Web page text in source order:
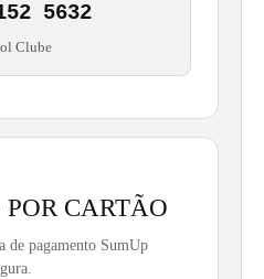
5632
Clube
CARTÃO
de pagamento SumUp